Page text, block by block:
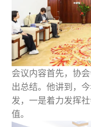
会议内容首先，协
出总结。他讲到，
发，一是着力发挥
值。